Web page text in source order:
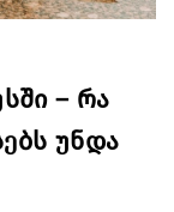
– რა
უნდა